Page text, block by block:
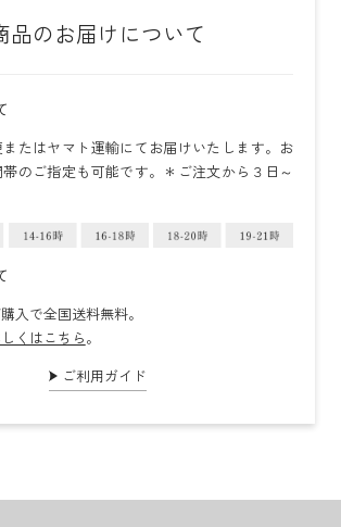
品のお届けについて
たはヤマト運輸にてお届けいたします。お
のご指定も可能です。＊ご注文から３日～
入で全国送料無料。
くはこちら。
ご利用ガイド